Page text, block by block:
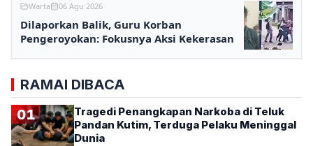
Warta 06 Agu 2026
Dilaporkan Balik, Guru Korban
Pengeroyokan: Fokusnya Aksi Kekerasan
RAMAI DIBACA
01
Tragedi Penangkapan Narkoba di Teluk
Pandan Kutim, Terduga Pelaku Meninggal
Dunia